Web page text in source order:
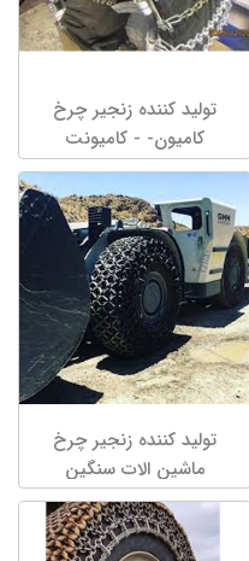
تولید کننده زنجیر چرخ
کامیون- - کامیونت
تولید کننده زنجیر چرخ
ماشین الات سنگین